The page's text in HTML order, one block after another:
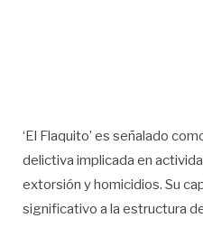
‘El Flaquito’ es señalado
delictiva implicada en
extorsión y homicidios. Su
significativo a la estructura